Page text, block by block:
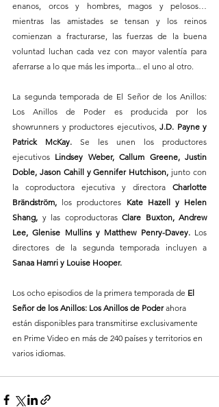
enanos, orcos y hombres, magos y pelosos…
mientras las amistades se tensan y los reinos
comienzan a fracturarse, las fuerzas de la buena
voluntad luchan cada vez con mayor valentía para
aferrarse a lo que más les importa... el uno al otro.
La segunda temporada de El Señor de los Anillos:
Los Anillos de Poder es producida por los
showrunners y productores ejecutivos, J.D. Payne y
Patrick McKay. Se les unen los productores
ejecutivos Lindsey Weber, Callum Greene, Justin
Doble, Jason Cahill y Gennifer Hutchison, junto con
la coproductora ejecutiva y directora Charlotte
Brändström, los productores Kate Hazell y Helen
Shang, y las coproductoras Clare Buxton, Andrew
Lee, Glenise Mullins y Matthew Penry-Davey. Los
Sanaa Hamri y Louise Hooper.
Los ocho episodios de la primera temporada de El
Señor de los Anillos: Los Anillos de Poder ahora
están disponibles para transmitirse exclusivamente
en Prime Video en más de 240 países y territorios en
varios idiomas.